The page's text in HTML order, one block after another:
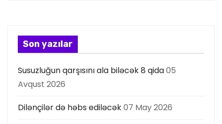
s
ı
Son yazılar
Susuzluğun qarşısını ala biləcək 8 qida05
Avqust 2026
Dilənçilər də həbs ediləcək07 May 2026